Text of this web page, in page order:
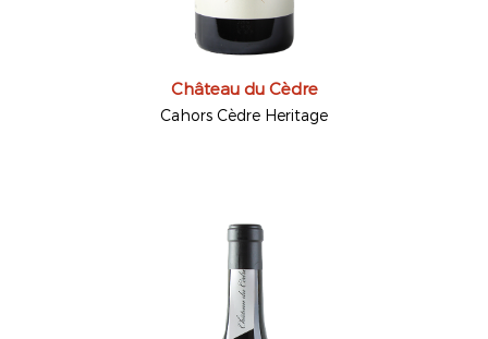
Château du Cèdre
Cahors Cèdre Heritage